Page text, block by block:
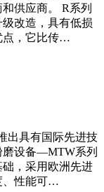
供应商。 R系列
改造，具有低损
点，它比传…
出具有国际先进技
磨设备—MTW系列
，采用欧洲先进
、性能可…